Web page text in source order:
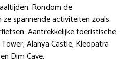
Rondom de
spannende activiteiten zoals
Aantrekkelijke toeristische
Alanya Castle, Kleopatra
Dim Cave.